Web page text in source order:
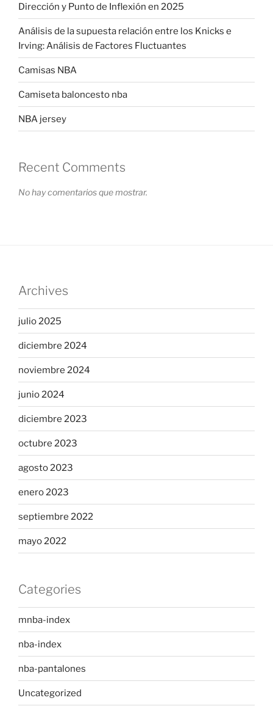
Dirección y Punto de Inflexión en 2025
Análisis de la supuesta relación entre los Knicks e
Irving: Análisis de Factores Fluctuantes
Camisas NBA
Camiseta baloncesto nba
NBA jersey
Recent Comments
No hay comentarios que mostrar.
Archives
julio 2025
diciembre 2024
noviembre 2024
junio 2024
diciembre 2023
octubre 2023
agosto 2023
enero 2023
septiembre 2022
mayo 2022
Categories
mnba-index
nba-index
nba-pantalones
Uncategorized